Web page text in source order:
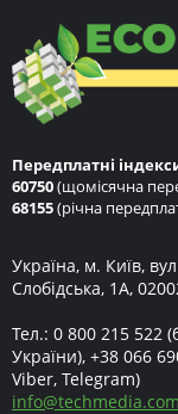
Передплатні
60750(щомісячна
68155(річна
Україна, м. Київ,
Слобідська, 1А,
Тел.: 0 800 215 522
України), +38 066
Viber, Telegram)
info@